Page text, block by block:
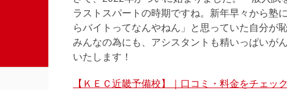
ラストスパートの時期ですね。新年早々から塾
らバイトってなんやねん」と思っていた自分
みんなの為にも、アシスタントも精いっぱいが
いたします！
【ＫＥＣ近畿予備校】｜口コミ・料金をチェッ